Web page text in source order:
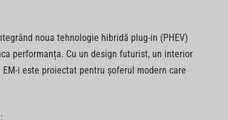
noua tehnologie hibridă plug-in (PHEV)
performanța. Cu un design futurist, un interior
i este proiectat pentru șoferul modern care